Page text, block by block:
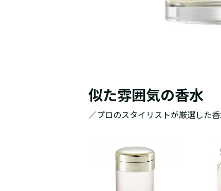
似た雰囲気の香水
／プロのスタイリストが厳選した